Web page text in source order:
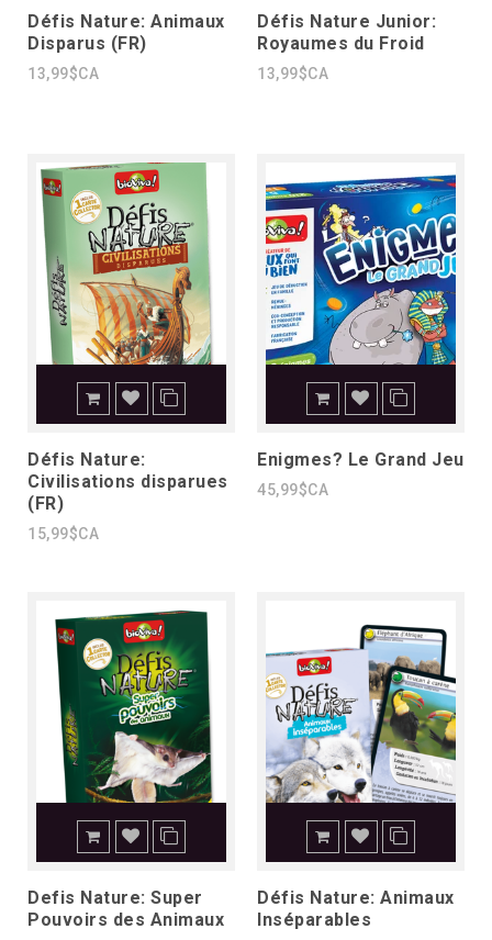
Défis Nature: Animaux
Disparus (FR)
13,99$CA
Défis Nature Junior:
Royaumes du Froid
13,99$CA
Défis Nature:
Civilisations disparues
(FR)
15,99$CA
Enigmes? Le Grand Jeu
45,99$CA
Defis Nature: Super
Pouvoirs des Animaux
Défis Nature: Animaux
Inséparables